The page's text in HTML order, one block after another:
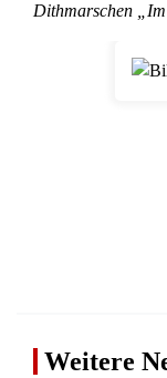
Dithmarschen
Weitere